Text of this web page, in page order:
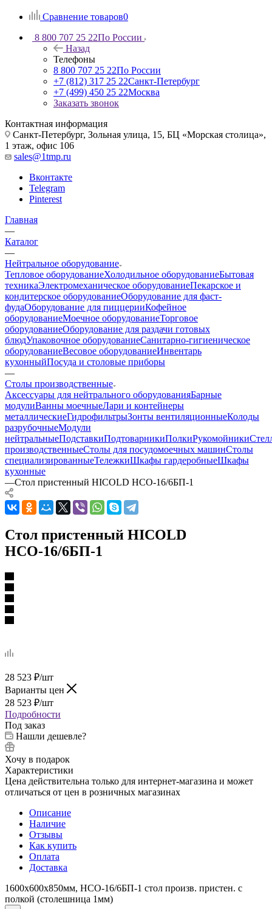
Сравнение товаров0
8 800 707 25 22По России
Назад
Телефоны
8 800 707 25 22По России
+7 (812) 317 25 22Санкт-Петербург
+7 (499) 450 25 22Москва
Заказать звонок
Контактная информация
Санкт-Петербург, Зольная улица, 15, БЦ «Морская столица»,
1 этаж, офис 106
sales@1tmp.ru
Вконтакте
Telegram
Pinterest
Главная
—
Каталог
—
Нейтральное оборудование
Тепловое оборудованиеХолодильное оборудованиеБытовая
техникаЭлектромеханическое оборудованиеПекарское и
кондитерское оборудованиеОборудование для фаст-
фудаОборудование для пиццерииКофейное
оборудованиеМоечное оборудованиеТорговое
оборудованиеОборудование для раздачи готовых
блюдУпаковочное оборудованиеСанитарно-гигиеническое
оборудованиеВесовое оборудованиеИнвентарь
кухонныйПосуда и столовые приборы
—
Столы производственные
Аксессуары для нейтрального оборудованияБарные
модулиВанны моечныеЛари и контейнеры
металлическиеГидрофильтрыЗонты вентиляционныеКолоды
разрубочныеМодули
нейтральныеПодставкиПодтоварникиПолкиРукомойники
производственныеСтолы для посудомоечных машинСтолы
специализированныеТележкиШкафы гардеробныеШкафы
кухонные
—Стол пристенный HICOLD НСО-16/6БП-1
Стол пристенный HICOLD
НСО-16/6БП-1
28 523 ₽/шт
Варианты цен
28 523 ₽/шт
Подробности
Под заказ
Нашли дешевле?
Хочу в подарок
Характеристики
Цена действительна только для интернет-магазина и может
отличаться от цен в розничных магазинах
Описание
Наличие
Отзывы
Как купить
Оплата
Доставка
1600х600х850мм, НСО-16/6БП-1 стол произв. пристен. с
полкой (столешница 1мм)